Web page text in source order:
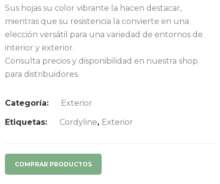
Sus hojas su color vibrante la hacen destacar,
mientras que su resistencia la convierte en una
elección versátil para una variedad de entornos de
interior y exterior.
Consulta precios y disponibilidad en nuestra shop
para distribuidores.
Categoría: Exterior
Etiquetas: Cordyline, Exterior
COMPRAR PRODUCTOS